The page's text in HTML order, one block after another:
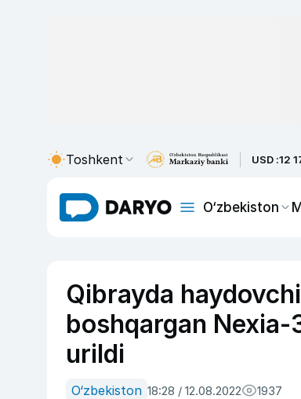
Toshkent USD :12
O‘zbekiston
Qibrayda
boshqargan Nexia-
urildi
O‘zbekiston 18:28 / 12.08.2022 1937